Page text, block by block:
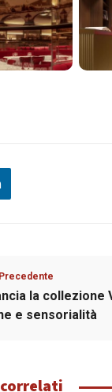
la collezione
e sensorialità